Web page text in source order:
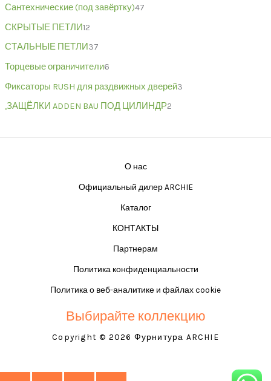
Сантехнические (под завёртку)47
СКРЫТЫЕ ПЕТЛИ12
СТАЛЬНЫЕ ПЕТЛИ37
Торцевые ограничители6
Фиксаторы RUSH для раздвижных дверей3
,ЗАЩЁЛКИ ADDEN BAU ПОД ЦИЛИНДР2
О нас
Официальный дилер ARCHIE
Каталог
КОНТАКТЫ
Партнерам
Политика конфиденциальности
Политика о веб-аналитике и файлах cookie
Выбирайте коллекцию
Copyright © 2026 Фурнитура ARCHIE